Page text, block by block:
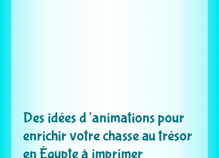
Des idées d’animations pour
enrichir votre chasse au trésor
en Égypte à imprimer